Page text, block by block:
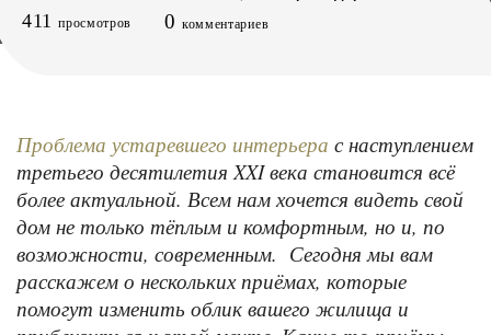
411 просмотров 0 комментариев
Проблема устаревшего интерьера с наступлением
третьего десятилетия XXI века становится всё
более актуальной. Всем нам хочется видеть свой
дом не только тёплым и комфортным, но и, по
возможности, современным. Сегодня мы вам
расскажем о нескольких приёмах, которые
помогут изменить облик вашего жилища и